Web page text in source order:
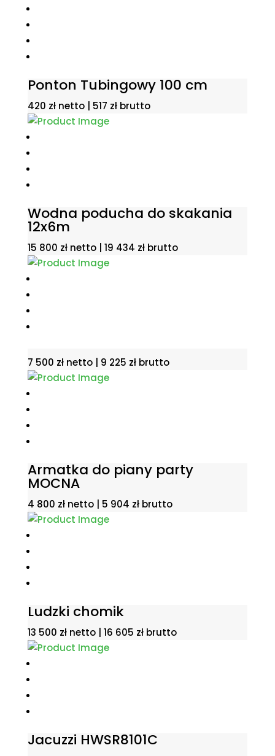
Ponton Tubingowy 100 cm
420 zł netto | 517 złbrutto
Wodna poducha do skakania
12x6m
15 800 zł netto | 19 434 złbrutto
7 500 zł netto | 9 225 złbrutto
Armatka do piany party
MOCNA
4 800 zł netto | 5 904 złbrutto
Ludzki chomik
13 500 zł netto | 16 605 złbrutto
Jacuzzi HWSR8101C